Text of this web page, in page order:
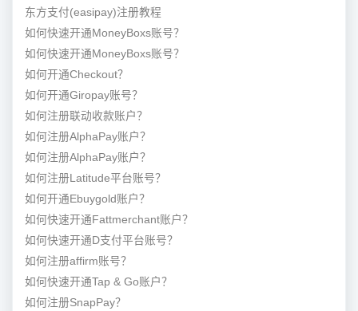
东方支付(easipay)注册教程
如何快速开通MoneyBoxs账号？
如何快速开通MoneyBoxs账号？
如何开通Checkout？
如何开通Giropay账号？
如何注册联动收款账户？
如何注册AlphaPay账户？
如何注册AlphaPay账户？
如何注册Latitude平台账号？
如何开通Ebuygold账户？
如何快速开通Fattmerchant账户？
如何快速开通D支付平台账号？
如何注册affirm账号？
如何快速开通Tap & Go账户？
如何注册SnapPay？